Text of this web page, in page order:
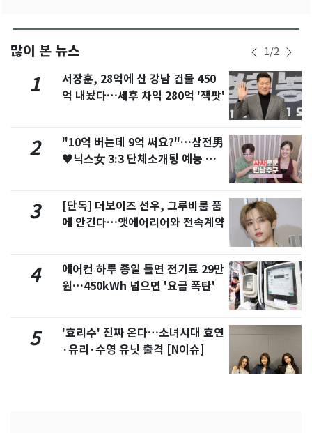
많이 본 뉴스 1/2
1
서장훈, 28억에 산 강남 건물 450
억 내놨다…세후 차익 280억 '잭팟'
2
"10억 버는데 9억 써요?"…삼전男
♥닉스女 3:3 단체소개팅 예능 화
3
[단독] 더보이즈 선우, 그루비룸 품
에 안긴다…앳에어리어와 전속계약
4
에어컨 하루 종일 틀면 전기료 29만
원…450kWh 넘으면 '요금 폭탄'
5
'효리수' 진짜 온다…소녀시대 효연
·유리·수영 유닛 출격 [N이슈]